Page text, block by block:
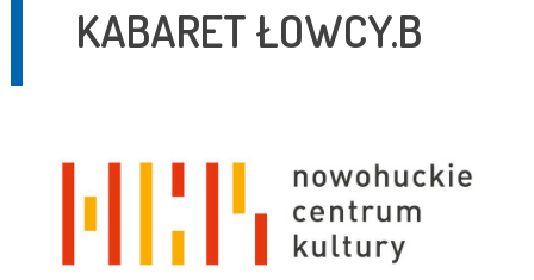
KABARET ŁOWCY.B